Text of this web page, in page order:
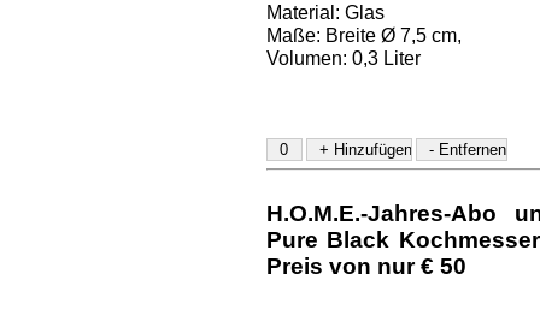
Material: Glas
Maße: Breite Ø 7,5 cm,
Volumen: 0,3 Liter
H.O.M.E.-Jahres-Abo
Pure Black
Preis von nur € 50